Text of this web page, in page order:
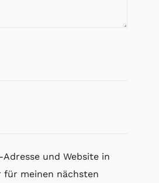
Adresse und Website in
für meinen nächsten